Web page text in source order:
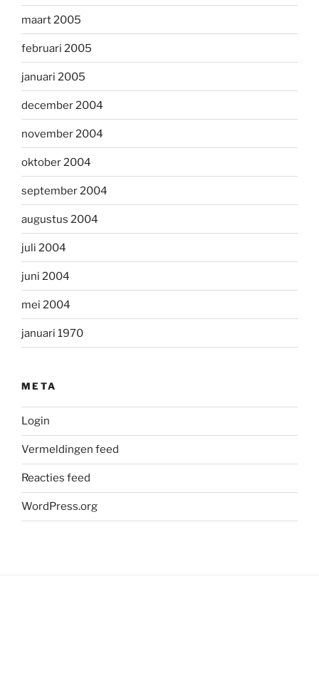
maart 2005
februari 2005
januari 2005
december 2004
november 2004
oktober 2004
september 2004
augustus 2004
juli 2004
juni 2004
mei 2004
januari 1970
META
Login
Vermeldingen feed
Reacties feed
WordPress.org